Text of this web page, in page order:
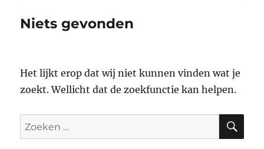
Niets gevonden
Het lijkt erop dat wij niet kunnen vinden wat je
zoekt. Wellicht dat de zoekfunctie kan helpen.
Zoeken
naar: